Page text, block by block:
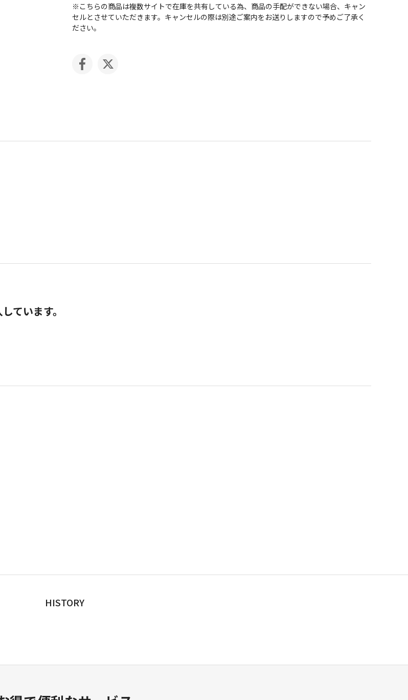
※こちらの商品は複数サイトで在庫を共有している為、商品の手配ができない場合、キャン
セルとさせていただきます。キャンセルの際は別途ご案内をお送りしますので予めご了承く
ださい。
ています。
HISTORY